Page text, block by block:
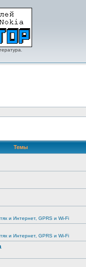
Темы
и Интернет, GPRS и Wi-Fi
и Интернет, GPRS и Wi-Fi